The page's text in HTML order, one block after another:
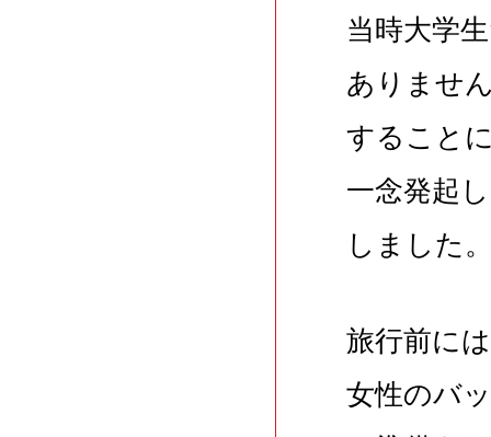
当時大学
ありませ
すること
一念発起
しました
旅行前に
女性のバ